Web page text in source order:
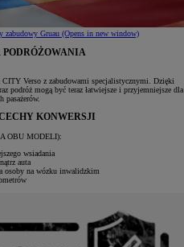
zabudowy Gruau (Opens in new window)
Verso z zabudowami specjalistycznymi. Dzięki
podróż mogą być teraz łatwiejsze i przyjemniejsze dla
pasażerów.
KONWERSJI
OBU MODELI):
wsiadania
auta
osoby na wózku inwalidzkim